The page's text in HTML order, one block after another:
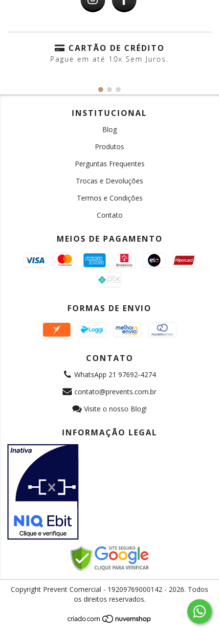
CARTÃO DE CRÉDITO
Pague em até 10x Sem Juros.
INSTITUCIONAL
Blog
Produtos
Perguntas Frequentes
Trocas e Devoluções
Termos e Condições
Contato
MEIOS DE PAGAMENTO
FORMAS DE ENVIO
CONTATO
WhatsApp 21 97692-4274
contato@prevents.com.br
Visite o nosso Blog!
INFORMAÇÃO LEGAL
Copyright Prevent Comercial - 19209769000142 - 2026. Todos
os direitos reservados.